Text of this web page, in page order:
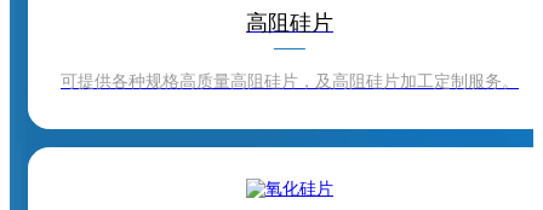
高阻硅片
可提供各种规格高质量高阻硅片，及高阻硅片加工定制服务。